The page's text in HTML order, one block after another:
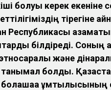
болуы керек екеніне
тірегіне
Республикасы
білдіреді. Соның
және
танымал болды.